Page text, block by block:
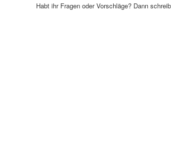
Habt ihr Fragen oder Vorschläge? Dann